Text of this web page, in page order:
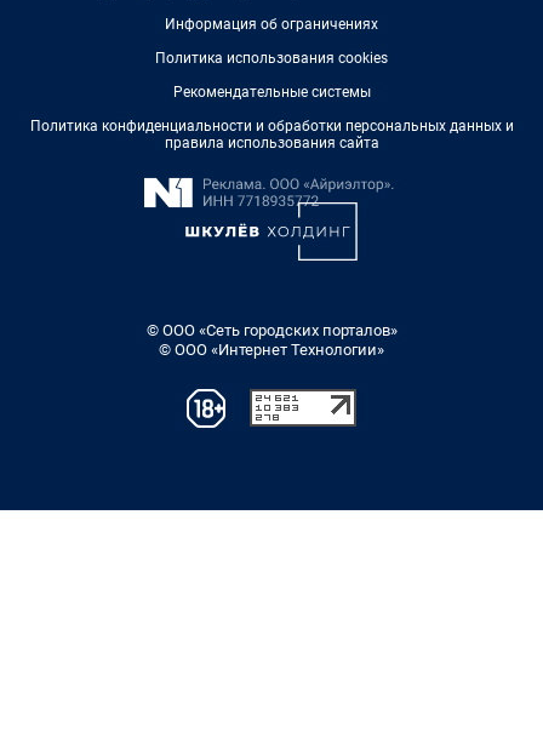
Информация об ограничениях
Политика использования cookies
Рекомендательные системы
Политика конфиденциальности и обработки персональных данных и
правила использования сайта
© ООО «Сеть городских порталов»
© ООО «Интернет Технологии»